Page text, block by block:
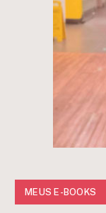
MEUS E-BOOKS